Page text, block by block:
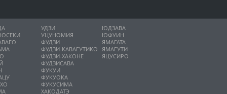
УДЗИ
УЦУНОМИЯ
ФУДЗИ
ФУДЗИ-КАВАГУТИКО
ФУДЗИ-ХАКОНЕ
ФУДЗИСАВА
ФУКУИ
ФУКУОКА
ФУКУСИМА
ХАКОДАТЭ
ЮДЗАВА
ЮФУИН
ЯМАГАТА
ЯМАГУТИ
ЯЦУСИРО